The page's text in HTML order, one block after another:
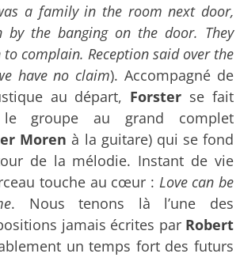
a family in the room next door,
by the banging on the door. They
complain. Reception said over the
have no claim). Accompagné de
au départ, Forster se fait
groupe au grand complet
Moren à la guitare) qui se fond
de la mélodie. Instant de vie
touche au cœur : Love can be
. Nous tenons là l’une des
jamais écrites par Robert
un temps fort des futurs